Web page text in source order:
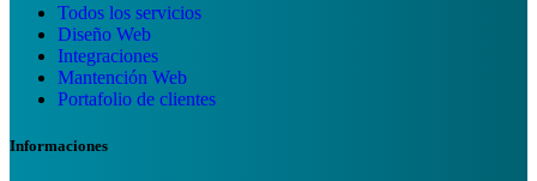
Todos los servicios
Diseño Web
Integraciones
Mantención Web
Portafolio de clientes
Informaciones